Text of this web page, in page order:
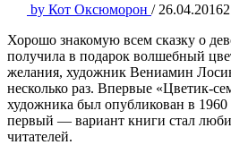
by Кот Оксюморон / 26.04.2016
Хорошо знакомую всем сказку о
получила в подарок волшебный
желания, художник Вениамин
несколько раз. Впервые «Цветик-
художника был опубликован в
первый — вариант книги стал
читателей.